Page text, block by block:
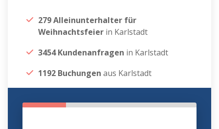
279 Alleinunterhalter für
Weihnachtsfeier in Karlstadt
3454 Kundenanfragen in Karlstadt
1192 Buchungen aus Karlstadt